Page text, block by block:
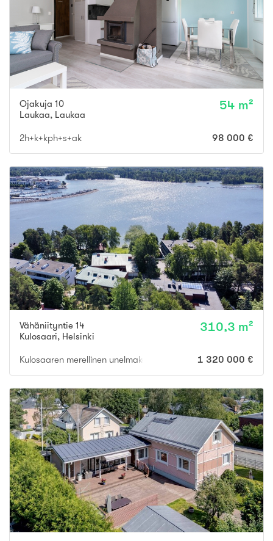
Ojakuja 10
Laukaa, Laukaa
54 m²
2h+k+kph+s+ak 98 000 €
Vähäniityntie 14
Kulosaari, Helsinki
310,3 m²
Kulosaaren merellinen unelmakoti | Oma uima-allas | Hissi |
1 320 000 €